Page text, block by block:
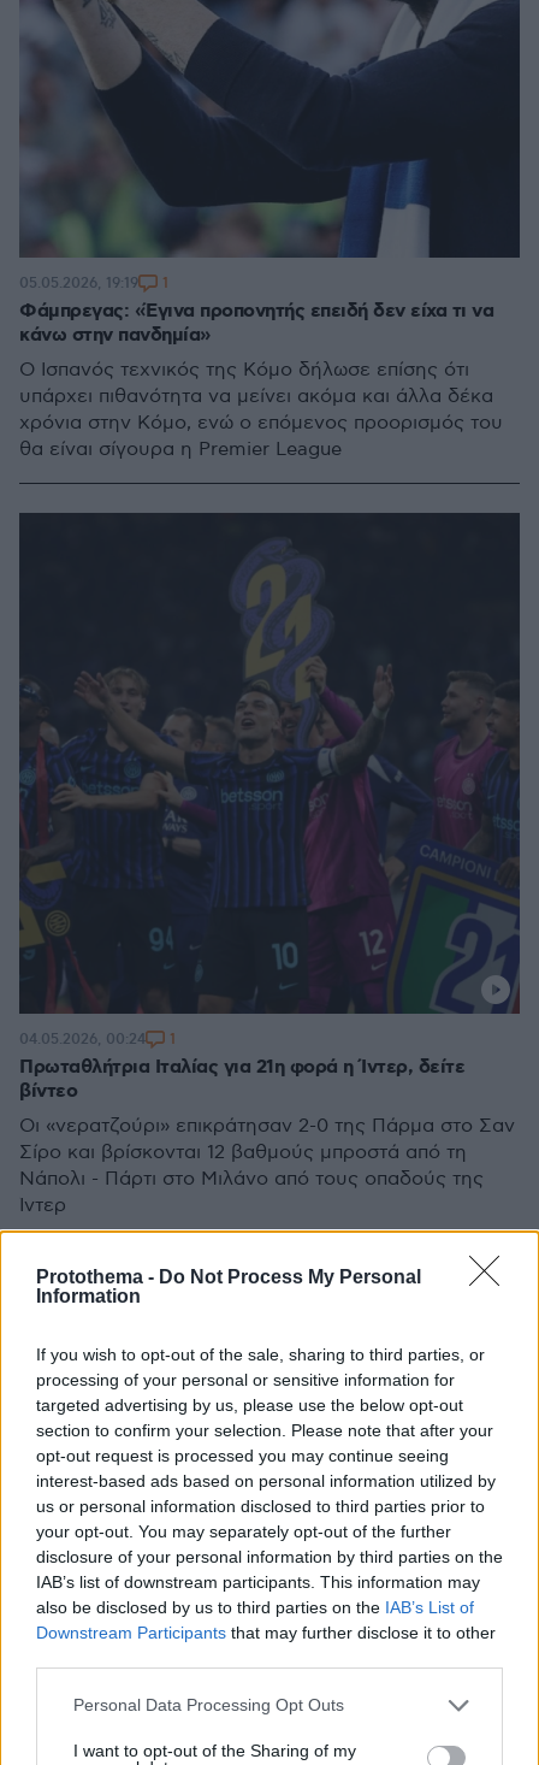
Protothema - Do Not Process My Personal
Information
If you wish to opt-out of the sale, sharing to third parties, or
processing of your personal or sensitive information for
targeted advertising by us, please use the below opt-out
section to confirm your selection. Please note that after your
opt-out request is processed you may continue seeing
interest-based ads based on personal information utilized by
us or personal information disclosed to third parties prior to
your opt-out. You may separately opt-out of the further
disclosure of your personal information by third parties on the
IAB’s list of downstream participants. This information may
also be disclosed by us to third parties on the IAB’s List of
Downstream Participants that may further disclose it to other
Please note that this website/app uses one or more Google
not limited to your visit or usage behaviour. You may click to
Personal Data Processing Opt Outs
I want to opt-out of the Sharing of my
Φάμπρεγας: «Έγινα προπονητής επειδή δεν είχα τι να
κάνω στην πανδημία»
Ο Ισπανός τεχνικός της Κόμο δήλωσε επίσης ότι
υπάρχει πιθανότητα να μείνει ακόμα και άλλα δέκα
χρόνια στην Κόμο, ενώ ο επόμενος προορισμός του
θα είναι σίγουρα η Premier League
05.05.2026, 19:19 1
Πρωταθλήτρια Ιταλίας για 21η φορά η Ίντερ, δείτε
βίντεο
Οι «νερατζούρι» επικράτησαν 2-0 της Πάρμα στο Σαν
Σίρο και βρίσκονται 12 βαθμούς μπροστά από τη
Νάπολι - Πάρτι στο Μιλάνο από τους οπαδούς της
Ίντερ
04.05.2026, 00:24 1